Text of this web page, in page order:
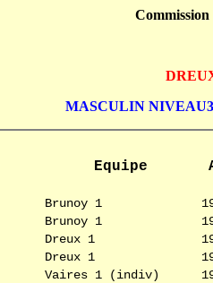
MASCULIN
Equipe
Brunoy 1
Brunoy 1
Dreux 1
Dreux 1
Vaires 1 (indiv)